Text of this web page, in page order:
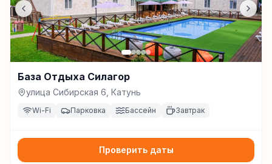
База Отдыха Силагор
улица Сибирская 6, Катунь
Wi-Fi Парковка Бассейн Завтрак
Проверить даты